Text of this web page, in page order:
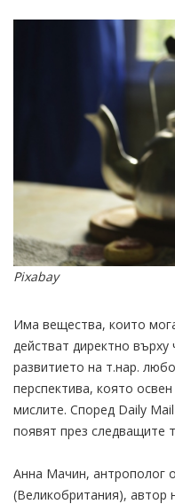
Pixabay
Има вещества, които
действат директно
развитието на т.нар.
перспектива, която
мислите. Според Daily
появят през следващите
Анна Мачин, антрополог
(Великобритания), автор